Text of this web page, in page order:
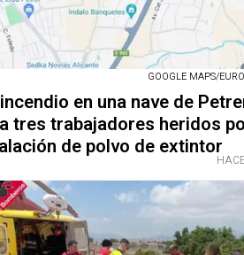
GOOGLE MAPS/
en una nave de
tres trabajadores heridos
de polvo de extintor